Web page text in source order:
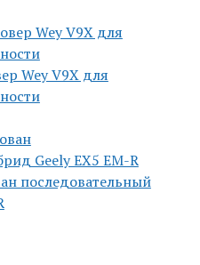
Wey V9X для
последовательный